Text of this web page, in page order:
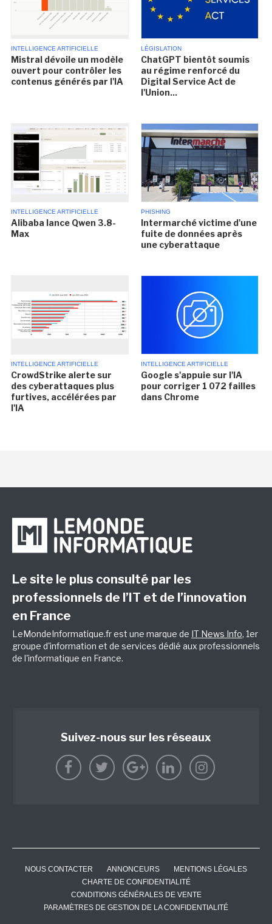
INTELLIGENCE ARTIFICIELLE
Mistral dévoile un modèle
ouvert pour contrôler les
contenus générés par l'IA
LÉGISLATION
ChatGPT bientôt soumis
au régime renforcé du
Digital Service Act de
l'Union...
INTELLIGENCE ARTIFICIELLE
Alibaba lance Qwen 3.8-
Max
PHISHING
Intermarché victime d'une
fuite de données après
une cyberattaque
INTELLIGENCE ARTIFICIELLE
CrowdStrike alerte sur
des cyberattaques plus
furtives, accélérées par
l'IA
INTELLIGENCE ARTIFICIELLE
Google s'appuie sur l'IA
pour corriger 1 072 failles
dans Chrome
Le site le plus consulté par les
professionnels de l’IT et de l’innovation
en France
LeMondeInformatique.fr est une marque de IT News Info, 1er
groupe d'information et de services dédié aux professionnels
de l'informatique en France.
Suivez-nous sur les réseaux
NOUS CONTACTER ANNONCEURS
MENTIONS LÉGALES
CHARTE DE CONFIDENTIALITÉ
CONDITIONS GÉNÉRALES DE VENTE
PARAMÈTRES DE GESTION DE LA CONFIDENTIALITÉ